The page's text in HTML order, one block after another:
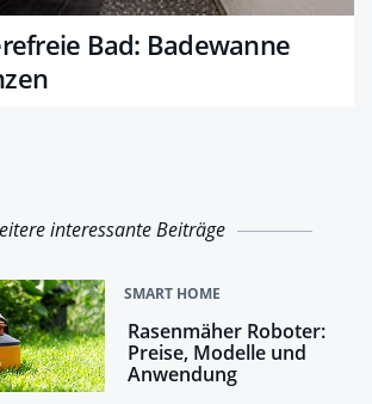
Bad: Badewanne
interessante Beiträge
SMART HOME
Rasenmäher Roboter:
Preise, Modelle und
Anwendung